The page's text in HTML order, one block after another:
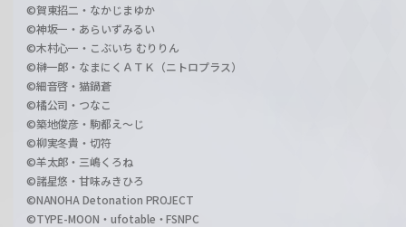
©賀東招二・なかじまゆか
©神坂一・あらいずみるい
©木村心一・こぶいち むりりん
©榊一郎・なまにくＡＴＫ（ニトロプラス）
©細音啓・猫鍋蒼
©橘公司・つなこ
©築地俊彦・駒都え～じ
©柳実冬貴・切符
©羊太郎・三嶋くろね
©諸星悠・甘味みきひろ
©NANOHA Detonation PROJECT
©TYPE-MOON・ufotable・FSNPC